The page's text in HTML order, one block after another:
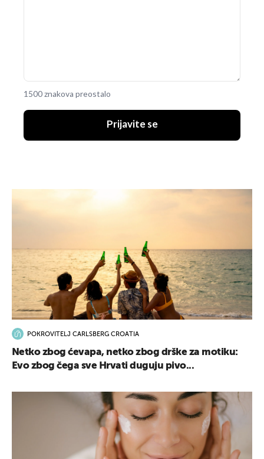
1500 znakova preostalo
Prijavite se
POKROVITELJ CARLSBERG CROATIA
Netko zbog ćevapa, netko zbog drške za motiku:
Evo zbog čega sve Hrvati duguju pivo...